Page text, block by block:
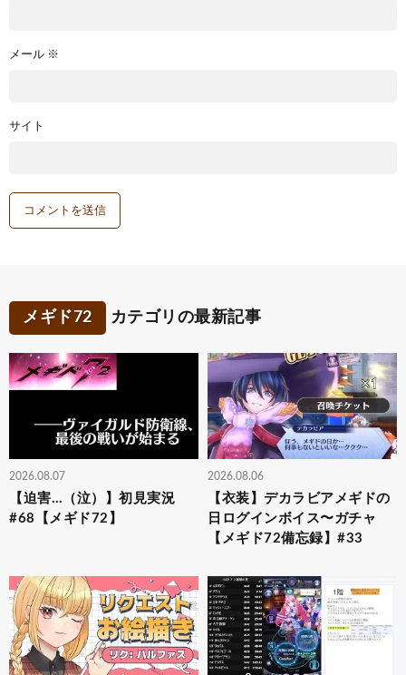
メール ※
サイト
メギド72 カテゴリの最新記事
2026.08.07
【迫害…（泣）】初見実況
#68【メギド72】
2026.08.06
【衣装】デカラビアメギドの
日ログインボイス〜ガチャ
【メギド72備忘録】#33